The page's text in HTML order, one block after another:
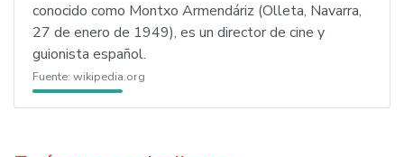
conocido como Montxo Armendáriz (Olleta, Navarra,
27 de enero de 1949), es un director de cine y
guionista español.
Fuente: wikipedia.org